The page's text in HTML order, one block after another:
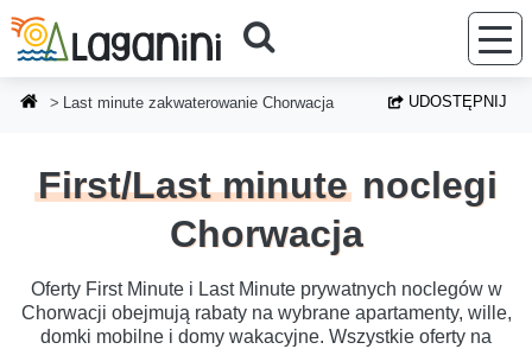
Przejdź do głównej treści
Last minute zakwaterowanie Chorwacja UDOSTĘPNIJ
First/Last minute noclegi
Chorwacja
Oferty First Minute i Last Minute prywatnych noclegów w
Chorwacji obejmują rabaty na wybrane apartamenty, wille,
domki mobilne i domy wakacyjne. Wszystkie oferty na